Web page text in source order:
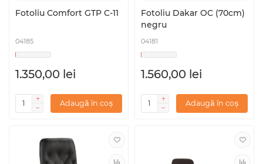
Fotoliu Comfort GTP C-11
04185
1.350,00 lei
Adaugă în coș
Fotoliu Dakar OC (70cm)
negru
04181
1.560,00 lei
Adaugă în coș